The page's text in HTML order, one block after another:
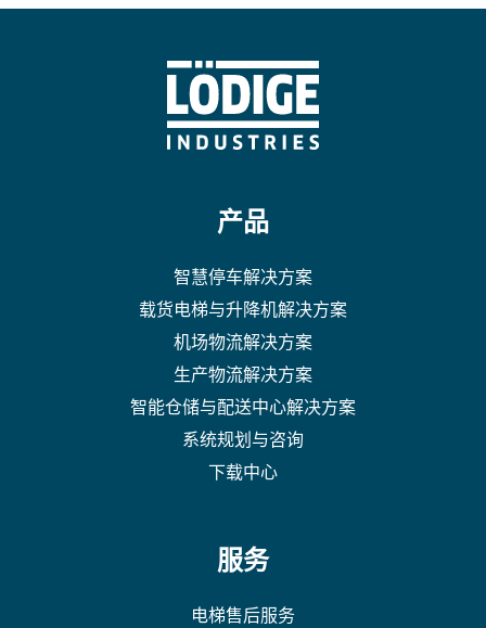
产品
智慧停车解决方案
载货电梯与升降机解决方案
机场物流解决方案
生产物流解决方案
智能仓储与配送中心解决方案
系统规划与咨询
下载中心
服务
电梯售后服务